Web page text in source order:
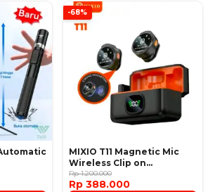
-68%
MIXIO T11 Magnetic Mic
Wireless Clip on
Microphone
Rp 1.200.000
Rp 388.000